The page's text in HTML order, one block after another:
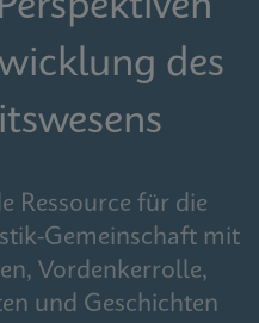
des
Ressource für die
Gemeinschaft mit
Vordenkerrolle,
und Geschichten